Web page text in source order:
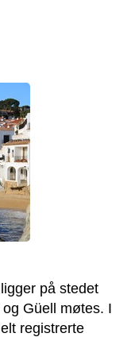
på stedet
Güell møtes. I
registrerte